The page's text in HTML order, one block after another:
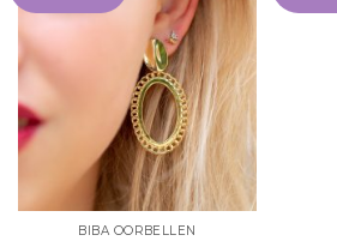
BIBA OORBELLEN